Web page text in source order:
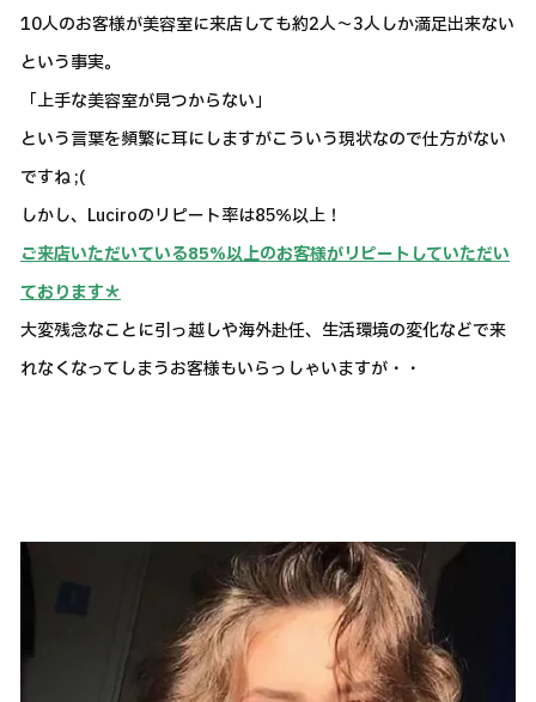
10人のお客様が美容室に来店しても約2人～3人しか満足出来ない
という事実。
「上手な美容室が見つからない」
という言葉を頻繁に耳にしますがこういう現状なので仕方がない
ですね ;(
しかし、Luciroのリピート率は85％以上！
ご来店いただいている85％以上のお客様がリピートしていただい
ております＊
大変残念なことに引っ越しや海外赴任、生活環境の変化などで来
れなくなってしまうお客様もいらっしゃいますが・・